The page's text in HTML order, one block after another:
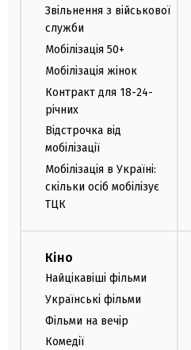
Звільнення з військової
служби
Мобілізація 50+
Мобілізація жінок
Контракт для 18-24-
річних
Відстрочка від
мобілізації
Мобілізація в Україні:
скільки осіб мобілізує
ТЦК
Кіно
Найцікавіші фільми
Українські фільми
Фільми на вечір
Комедії